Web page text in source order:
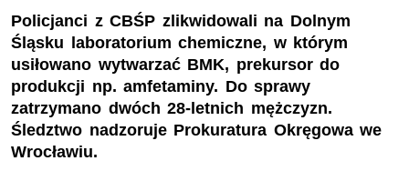
Policjanci z CBŚP zlikwidowali na Dolnym
Śląsku laboratorium chemiczne, w którym
usiłowano wytwarzać BMK, prekursor do
produkcji np. amfetaminy. Do sprawy
zatrzymano dwóch 28-letnich mężczyzn.
Śledztwo nadzoruje Prokuratura Okręgowa we
Wrocławiu.